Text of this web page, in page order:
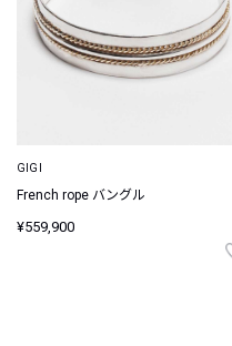
GIGI
French rope バングル
¥559,900